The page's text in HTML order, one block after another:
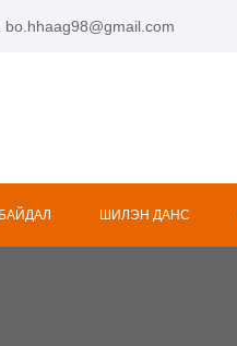
bo.hhaag98@gmail.com
ШИЛЭН ДАНС